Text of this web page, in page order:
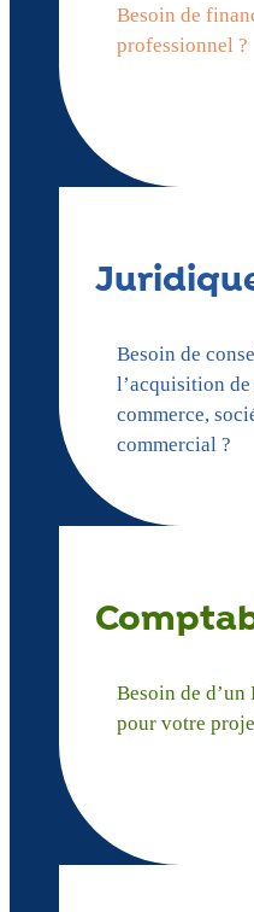
Besoin de
professionnel ?
Besoin de
l’acquisition
commerce,
commercial ?
Besoin de
pour votre